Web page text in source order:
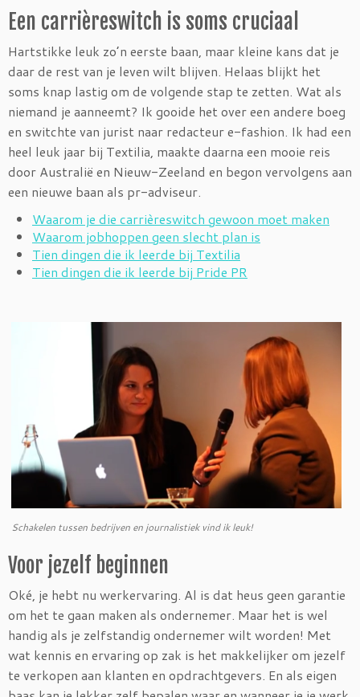
Een carrièreswitch is soms cruciaal
Hartstikke leuk zo’n eerste baan, maar kleine kans dat je
daar de rest van je leven wilt blijven. Helaas blijkt het
soms knap lastig om de volgende stap te zetten. Wat als
niemand je aanneemt? Ik gooide het over een andere boeg
en switchte van jurist naar redacteur e-fashion. Ik had een
heel leuk jaar bij Textilia, maakte daarna een mooie reis
door Australië en Nieuw-Zeeland en begon vervolgens aan
een nieuwe baan als pr-adviseur.
Waarom je die carrièreswitch gewoon moet maken
Waarom jobhoppen geen slecht plan is
Tien dingen die ik leerde bij Textilia
Tien dingen die ik leerde bij Pride PR
Schakelen tussen bedrijven en journalistiek vind ik leuk!
Voor jezelf beginnen
Oké, je hebt nu werkervaring. Al is dat heus geen garantie
om het te gaan maken als ondernemer. Maar het is wel
handig als je zelfstandig ondernemer wilt worden! Met
wat kennis en ervaring op zak is het makkelijker om jezelf
te verkopen aan klanten en opdrachtgevers. En als eigen